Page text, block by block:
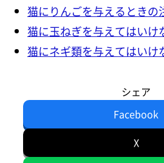
猫にりんごを与えるときの
猫に玉ねぎを与えてはいけ
猫にネギ類を与えてはいけ
シェア
Facebook
X